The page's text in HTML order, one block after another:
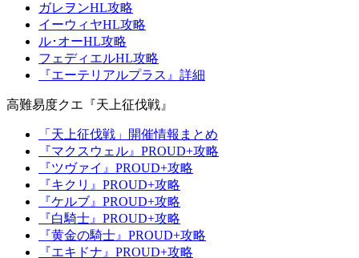
ガレヲンHL攻略
イーウィヤHL攻略
ル･オーHL攻略
フェディエルHL攻略
『エーテリアルプラス』詳細
高難易度クエ『天上征伐戦』
「天上征伐戦」開催情報まとめ
『マクスウェル』PROUD+攻略
『ツヴァイ』PROUD+攻略
『キクリ』PROUD+攻略
『ケルブ』PROUD+攻略
『白騎士』PROUD+攻略
『黄金の騎士』PROUD+攻略
『エキドナ』PROUD+攻略